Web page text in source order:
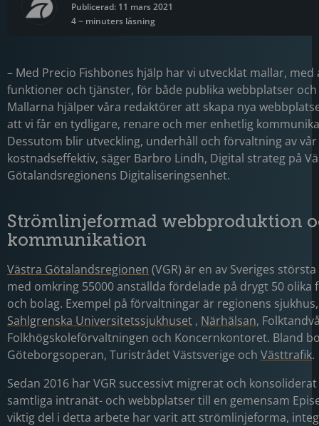
Publicerad: 11 mars 2021
4 ~ minuters läsning
– Med Precio Fishbones hjälp har vi utvecklat mallar, med
funktioner och tjänster, för både publika webbplatser
Mallarna hjälper våra redaktörer att skapa nya
att vi får en tydligare, renare och mer enhetlig
Dessutom blir utveckling, underhåll och förvaltning av
kostnadseffektiv, säger Barbro Lindh, Digital strateg på
Götalandsregionens Digitaliseringsenhet.
Strömlinjeformad webbproduktion
kommunikation
Västra Götalandsregionen (VGR) är en av Sveriges
med omkring 55000 anställda fördelade på drygt 50 olika
och bolag. Exempel på förvaltningar är regionens
Sahlgrenska Universitetssjukhuset , Närhälsan,
Folkhögskoleförvaltningen och Koncernkontoret. Bland
Göteborgsoperan, Turistrådet Västsverige och Västtrafik.
Sedan 2016 har VGR successivt migrerat och
samtliga intranät- och webbplatser till en gemensam
viktig del i detta arbete har varit att strömlinjeforma,